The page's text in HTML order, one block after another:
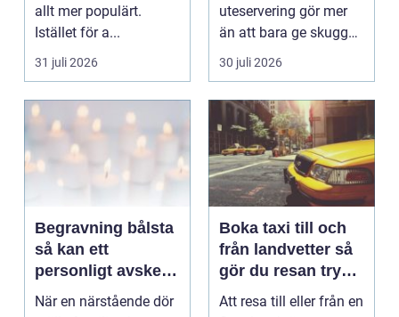
allt mer populärt.
Istället för a...
31 juli 2026
uteservering gör mer
än att bara ge skugga.
Det påverkar hur länge
gäs...
30 juli 2026
Begravning bålsta
så kan ett
personligt avsked
formas
När en närstående dör
Boka taxi till och
från landvetter så
gör du resan trygg
och smidig
Att resa till eller från en